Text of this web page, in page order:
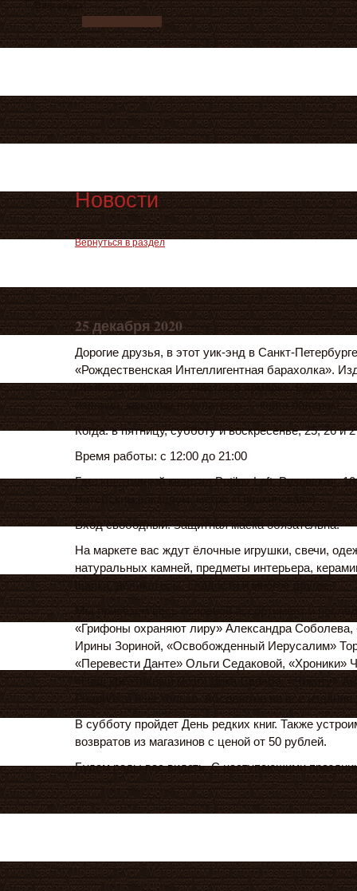
Ваш заказ
Новости
Вернуться в раздел
25 декабря 2020
Дорогие друзья, в этот уик-энд в Санкт-
«Рождественская Интеллигентная барахолка».
Лимбаха принимает участие в ярмарке. Будет
издания, каждому покупателю — книга подарок!
Когда: в пятницу, субботу и воскресенье, 25, 26 и
Время работы: с 12:00 до 21:00
Где: креативный квартал Putilov Loft, Рузовская,
Витебским вокзалом, метро «Пушкинская»)
Вход свободный. Защитная маска обязательна.
На маркете вас ждут ёлочные игрушки, свечи,
натуральных камней, предметы интерьера,
шапки, деликатесы, сладости и многое другое.
Мы привезем весь основной ассортимент и
«Грифоны охраняют лиру» Александра Соболева,
Ирины Зориной, «Освобожденный Иерусалим»
«Перевести Данте» Ольги Седаковой, «Хроники»
«Наш креативный мозг» Дика Свааба, «Чикиту»
Родригеса и не только. Абсолютно на все издания
В субботу пройдет День редких книг. Также
возвратов из магазинов с ценой от 50 рублей.
Будем рады вас видеть. С наступающими